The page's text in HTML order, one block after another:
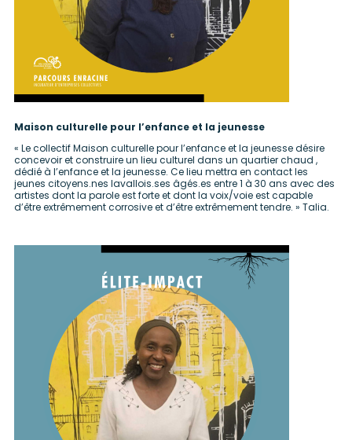
Maison culturelle pour l’enfance et la jeunesse
« Le collectif Maison culturelle pour l’enfance et la jeunesse désire
concevoir et construire un lieu culturel dans un quartier chaud ,
dédié à l’enfance et la jeunesse. Ce lieu mettra en contact les
jeunes citoyens.nes lavallois.ses âgés.es entre 1 à 30 ans avec des
artistes dont la parole est forte et dont la voix/voie est capable
d’être extrêmement corrosive et d’être extrêmement tendre. » Talia.